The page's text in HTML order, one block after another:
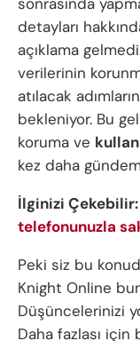
sonrasında
detayları
açıklama
verilerinin
atılacak
bekleniyor. Bu
koruma ve
kez daha
İlginizi Çekebilir:
telefonunuzla
Peki siz bu
Knight Online
Düşüncelerinizi
Daha fazlası